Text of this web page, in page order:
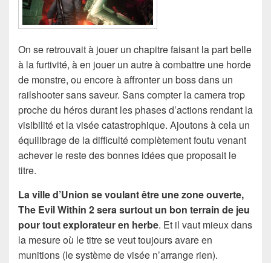
On se retrouvait à jouer un chapitre faisant la part belle
à la furtivité, à en jouer un autre à combattre une horde
de monstre, ou encore à affronter un boss dans un
railshooter sans saveur. Sans compter la camera trop
proche du héros durant les phases d’actions rendant la
visibilité et la visée catastrophique. Ajoutons à cela un
équilibrage de la difficulté complètement foutu venant
achever le reste des bonnes idées que proposait le
titre.
La ville d’Union se voulant être une zone ouverte,
The Evil Within 2 sera surtout un bon terrain de jeu
pour tout explorateur en herbe. Et il vaut mieux dans
la mesure où le titre se veut toujours avare en
munitions (le système de visée n’arrange rien).